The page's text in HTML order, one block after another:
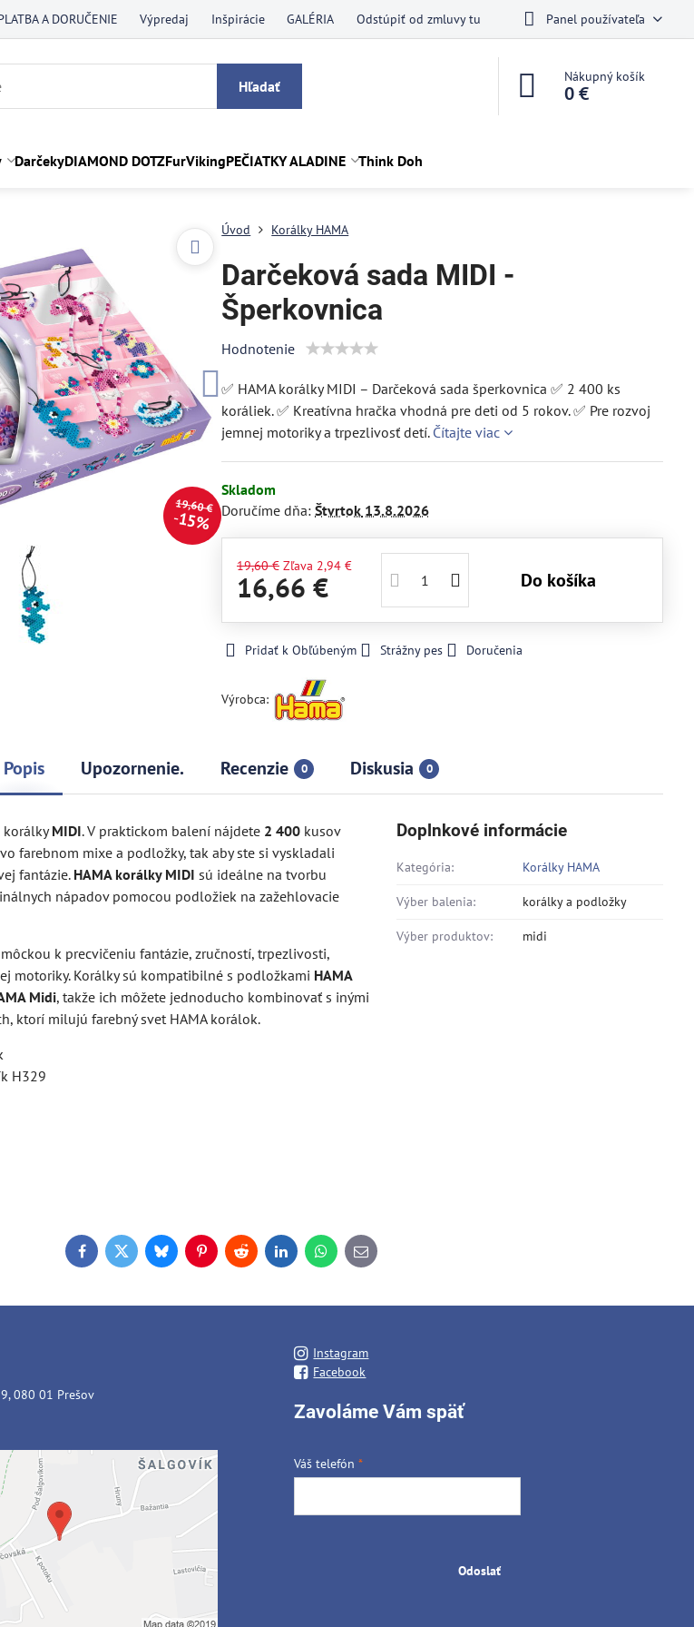
A DORUČENIE Výpredaj Inšpirácie GALÉRIA Odstúpiť od zmluvy tu Panel používateľa
Hľadať
Nákupný košík
0 €
DarčekyDIAMOND DOTZFurVikingPEČIATKY ALADINE Think Doh
19,60 €
15%
Úvod Korálky HAMA
Darčeková sada MIDI -
Šperkovnica
Hodnotenie
✅ HAMA korálky MIDI – Darčeková sada šperkovnica ✅ 2 400 ks
koráliek. ✅ Kreatívna hračka vhodná pre deti od 5 rokov. ✅ Pre rozvoj
jemnej motoriky a trpezlivosť detí. Čítajte viac
Skladom
Doručíme dňa:Štvrtok 13.8.2026
19,60 € Zľava 2,94 €
16,66 € Do košíka
Pridať k Obľúbeným Strážny pes Doručenia
Výrobca:
Popis Upozornenie. Recenzie 0 Diskusia 0
korálkyMIDI. V praktickom balení nájdete 2 400 kusov
vo farebnom mixe a podložky, tak aby ste si vyskladali
fantázie.HAMA korálky MIDI sú ideálne na tvorbu
nápadov pomocou podložiek na zažehlovacie
k precvičeniu fantázie, zručností, trpezlivosti,
motoriky. Korálky sú kompatibilné s podložkami HAMA
Midi, takže ich môžete jednoducho kombinovať s inými
ktorí milujú farebný svet HAMA korálok.
H329
Doplnkové informácie
Kategória: Korálky HAMA
Výber balenia: korálky a podložky
Výber produktov: midi
FacebookTwitterBlueskyPinterestRedditLinkedInWhatsApp
E-
mail
080 01 Prešov
Instagram
Facebook
Zavoláme Vám späť
Váš telefón*
Odoslať